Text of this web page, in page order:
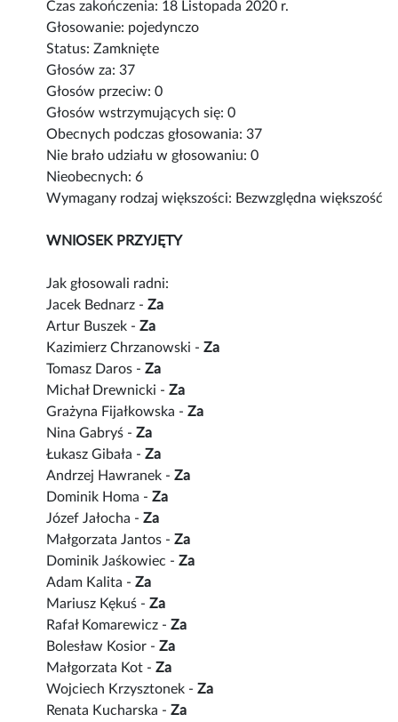
Czas zakończenia: 18 Listopada 2020 r.
Głosowanie: pojedynczo
Status: Zamknięte
Głosów za: 37
Głosów przeciw: 0
Głosów wstrzymujących się: 0
Obecnych podczas głosowania: 37
Nie brało udziału w głosowaniu: 0
Nieobecnych: 6
Wymagany rodzaj większości: Bezwzględna większość
WNIOSEK PRZYJĘTY
Jak głosowali radni:
Jacek Bednarz -Za
Artur Buszek -Za
Kazimierz Chrzanowski -Za
Tomasz Daros -Za
Michał Drewnicki -Za
Grażyna Fijałkowska -Za
Nina Gabryś -Za
Łukasz Gibała -Za
Andrzej Hawranek -Za
Dominik Homa -Za
Józef Jałocha -Za
Małgorzata Jantos -Za
Dominik Jaśkowiec -Za
Adam Kalita -Za
Mariusz Kękuś -Za
Rafał Komarewicz -Za
Bolesław Kosior -Za
Małgorzata Kot -Za
Wojciech Krzysztonek -Za
Renata Kucharska -Za